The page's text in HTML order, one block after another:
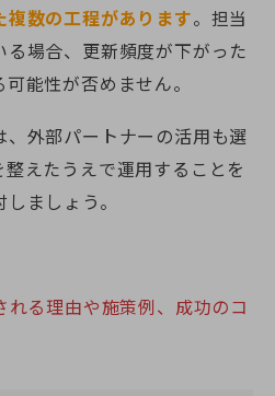
数の工程があります。担当
場合、更新頻度が下がった
能性が否めません。
外部パートナーの活用も選
えたうえで運用することを
ましょう。
る理由や施策例、成功のコ